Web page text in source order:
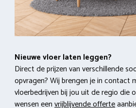
Nieuwe vloer laten leggen?
Direct de prijzen van verschillende
opvragen? Wij brengen je in contact
vloerbedrijven bij jou uit de regio die
wensen eenvrijblijvende offerte